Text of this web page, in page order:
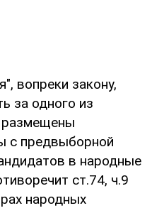
вопреки закону,
за одного из
размещены
с предвыборной
в народные
ст.74, ч.9
народных